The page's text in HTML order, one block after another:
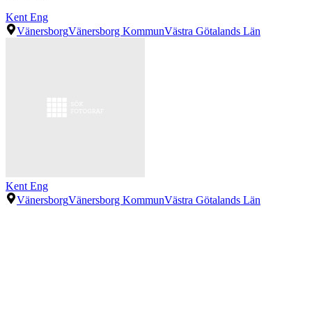
Kent Eng
VänersborgVänersborg KommunVästra Götalands Län
Kent Eng
VänersborgVänersborg KommunVästra Götalands Län